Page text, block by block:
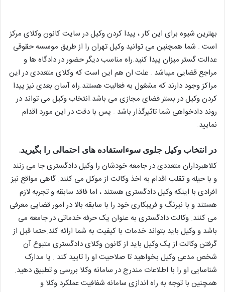
بهترین شیوه برای این کار ، پیدا کردن وکیل در سایت کانون وکلای مرکز
است . شما همچنین می توانید وکیل تهران را از طریق موسسه حقوقی
عدالت گستر میزان پیدا کنید.راه مناسب دیگر حضور در دادگاه ها و
مراجع قضایی میباشد . علت ان هم این است که وکلای متعددی در این
مراکز وجود دارند که مشغول به فعالیت هستند.راه آسان بعدی نیز پیدا
کردن وکیل در بستر فضای مجازی می باشد.انتخاب وکیل می تواند در
روند دادخواهی شما تاثیرگذار باشد . پس با دقت در این مورد اقدام
نمایید.
در انتخاب وکیل جلوی سوءاستفاده های احتمالی را بگیرید.
کلاهبرداران متعددی در جامعه خودشان را وکیل دادگستری جا می زنند
و با حیله و تقلب اقدام به اخذ وکالت از موکل می کنند. گاهی مواقع نیز
افرادی با اینکه وکیل دادگستری هستند ، اما فاقد سابقه و تجربه لازم
هستند و با نیرنگ و فریبکاری خود را با سابقه بالا در امور قضایی معرفی
می کنند. وکالت دادگستری به عنوان یک حرفه خدماتی در جامعه می
باشد و وکیل باید بتواند خدمات با کیفیت به شما ارائه کند.حتما قبل از
گرفتن وکالت از یک وکیل باید از کانون وکلای دادگستری متبوع آن
شخص مدعی وکیل بخواهید تا صلاحیت او را تایید کند . یا مدارک
شناسایی او را با اطلاعات مندرج در سامانه وکلا بررسی و تطبیق دهید.
همچنین با توجه به راه اندازی سامانه شفافیت عملکرد وکلا و